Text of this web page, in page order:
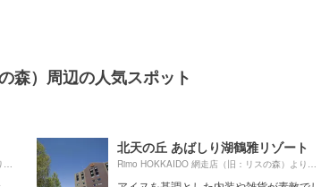
森）周辺の人気スポット
Rimo HOKKAIDO 網走店（旧：リスの森）より約 1440m（徒歩24分）
北天の丘 あばしり湖鶴雅リゾート
Rimo HOKKAIDO 網走店（旧：リスの森）より約